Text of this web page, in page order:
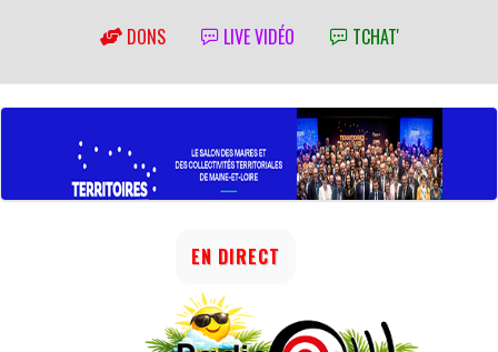
DONS LIVE VIDÉO TCHAT'
EN DIRECT